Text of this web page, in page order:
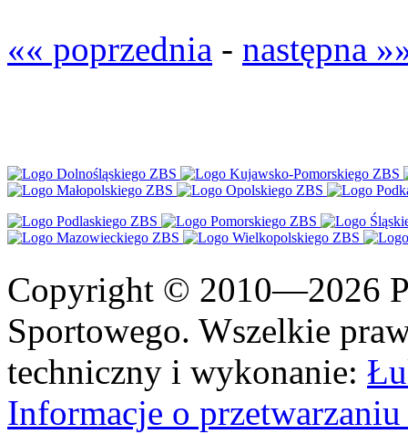
«« poprzednia - następna
Copyright © 2010—2026
Sportowego. Wszelkie
techniczny i wykonanie:
Informacje o